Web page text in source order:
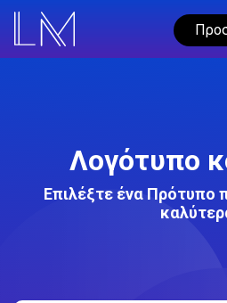
Λογότυπο
Επιλέξτε ένα Πρότυπο